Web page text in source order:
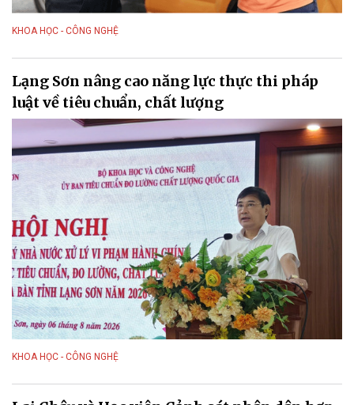
KHOA HỌC - CÔNG NGHỆ
Lạng Sơn nâng cao năng lực thực thi pháp
luật về tiêu chuẩn, chất lượng
KHOA HỌC - CÔNG NGHỆ